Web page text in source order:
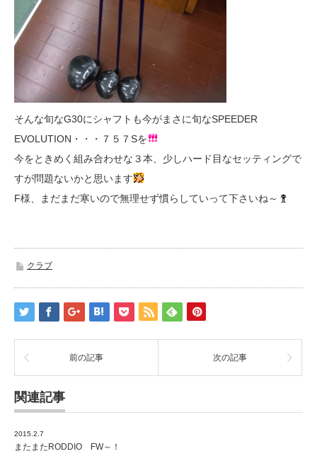
そんな旬なG30にシャフトも今がまさに旬なSPEEDER
EVOLUTION・・・７５７Sを
今をときめく組み合わせな３本、少しハード目なセッティングで
すが問題ないかと思います
F様、まだまだ寒いので無理せず慣らしていって下さいね～
クラブ
前の記事 次の記事
関連記事
2015.2.7
またまたRODDIO FW～！